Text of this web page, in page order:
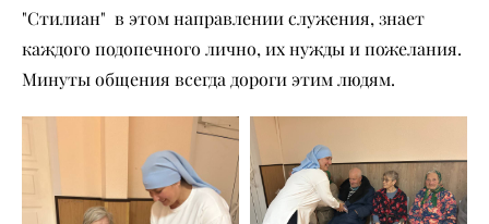
"Стилиан" в этом направлении служения, знает
каждого подопечного лично, их нужды и пожелания.
Минуты общения всегда дороги этим людям.